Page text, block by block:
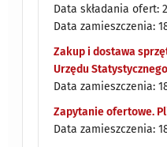
Data składania ofert:
Data zamieszczenia:
Zakup i dostawa
Urzędu
Data zamieszczenia:
Zapytanie ofertowe.
Data zamieszczenia: